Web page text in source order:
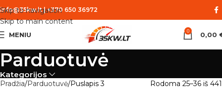
Skip to navigation
Skip to main content
info@35kw.lt|+370 650 36972
MENIU 0 0,00
Parduotuvė
Kategorijos
Pradžia Parduotuvė Puslapis 3 Rodoma 25–36 iš 441